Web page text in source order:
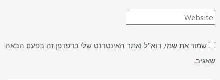
שמור את שמי, דוא"ל ואתר האינטרנט שלי בדפדפן זה בפעם הבאה
שאגיב.